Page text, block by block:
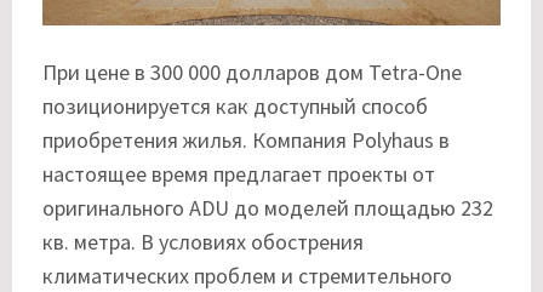
При цене в 300 000 долларов дом Tetra-One
позиционируется как доступный способ
приобретения жилья. Компания Polyhaus в
настоящее время предлагает проекты от
оригинального ADU до моделей площадью 232
кв. метра. В условиях обострения
климатических проблем и стремительного